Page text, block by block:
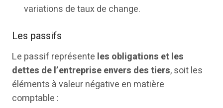
variations de taux de change.
Les passifs
Le passif représente les obligations et les
dettes de l’entreprise envers des tiers, soit les
éléments à valeur négative en matière
comptable :